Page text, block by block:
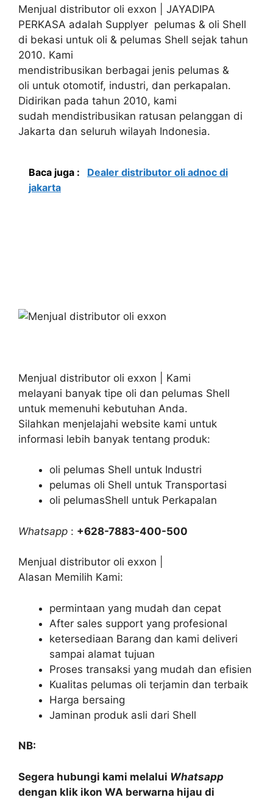
Menjual distributor oli exxon | JAYADIPA
PERKASA adalah Supplyer pelumas & oli Shell
di bekasi untuk oli & pelumas Shell sejak tahun
2010. Kami
mendistribusikan berbagai jenis pelumas &
oli untuk otomotif, industri, dan perkapalan.
Didirikan pada tahun 2010, kami
sudah mendistribusikan ratusan pelanggan di
Jakarta dan seluruh wilayah Indonesia.
Baca juga :
Dealer distributor oli adnoc di
jakarta
Menjual distributor oli exxon | Kami
melayani banyak tipe oli dan pelumas Shell
untuk memenuhi kebutuhan Anda.
Silahkan menjelajahi website kami untuk
informasi lebih banyak tentang produk:
oli pelumas Shell untuk Industri
pelumas oli Shell untuk Transportasi
oli pelumasShell untuk Perkapalan
Whatsapp : +628-7883-400-500
Menjual distributor oli exxon |
Alasan Memilih Kami:
permintaan yang mudah dan cepat
After sales support yang profesional
ketersediaan Barang dan kami deliveri
sampai alamat tujuan
Proses transaksi yang mudah dan efisien
Kualitas pelumas oli terjamin dan terbaik
Harga bersaing
Jaminan produk asli dari Shell
NB:
Segera hubungi kami melalui Whatsapp
dengan klik ikon WA berwarna hijau di